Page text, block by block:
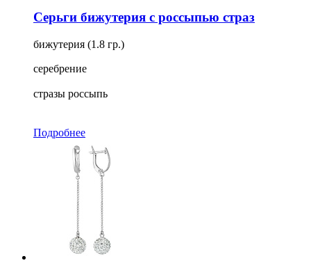
Серьги бижутерия с россыпью страз
бижутерия (1.8 гр.)
серебрение
стразы россыпь
Подробнее